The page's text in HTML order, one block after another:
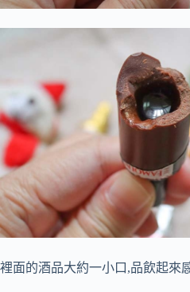
裡面的酒品大約一小口,品飲起來